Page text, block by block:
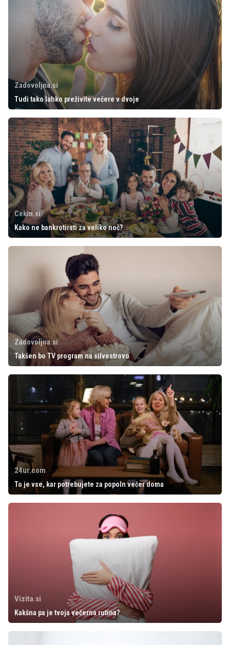
Zadovoljna.si
Tudi tako lahko preživite večere v dvoje
Cekin.si
Kako ne bankrotirati za veliko noč?
Zadovoljna.si
Takšen bo TV program na silvestrovo
24ur.com
To je vse, kar potrebujete za popoln večer doma
Vizita.si
Kakšna pa je tvoja večerna rutina?